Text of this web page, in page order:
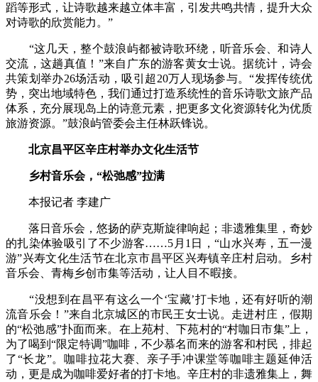
蹈等形式，让诗歌越来越立体丰富，引发共鸣共情，提升大众
对诗歌的欣赏能力。”
“这几天，整个鼓浪屿都被诗歌环绕，听音乐会、和诗人
交流，这趟真值！”来自广东的游客黄女士说。据统计，诗会
共策划举办26场活动，吸引超20万人现场参与。“发挥传统优
势，突出地域特色，我们通过打造系统性的音乐诗歌文旅产品
体系，充分展现岛上的诗意元素，把更多文化资源转化为优质
旅游资源。”鼓浪屿管委会主任林跃锋说。
北京昌平区辛庄村举办文化生活节
乡村音乐会，“松弛感”拉满
本报记者 李建广
落日音乐会，悠扬的萨克斯旋律响起；非遗雅集里，奇妙
的扎染体验吸引了不少游客……5月1日，“山水兴寿，五一漫
游”兴寿文化生活节在北京市昌平区兴寿镇辛庄村启动。乡村
音乐会、青梅乡创市集等活动，让人目不暇接。
“没想到在昌平有这么一个‘宝藏’打卡地，还有好听的潮
流音乐会！”来自北京城区的市民王女士说。走进村庄，假期
的“松弛感”扑面而来。在上苑村、下苑村的“村咖日市集”上，
为了喝到“限定特调”咖啡，不少慕名而来的游客和村民，排起
了“长龙”。咖啡拉花大赛、亲子手冲课堂等咖啡主题延伸活
动，更是成为咖啡爱好者的打卡地。辛庄村的非遗雅集上，舞